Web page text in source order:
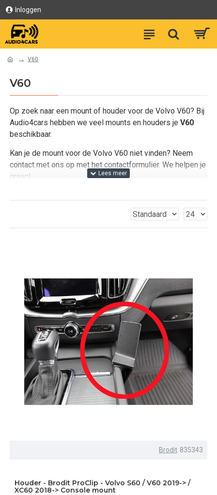
Inloggen
V60
V60
Op zoek naar een mount of houder voor de Volvo V60? Bij
Audio4cars hebben we veel mounts en houders je V60
beschikbaar.
Kan je de mount voor de Volvo V60 niet vinden? Neem
contact met ons op met het contactformulier. We helpen je
graag!
Brodit 835343
Houder - Brodit ProClip - Volvo S60 / V60 2019-> /
XC60 2018-> Console mount